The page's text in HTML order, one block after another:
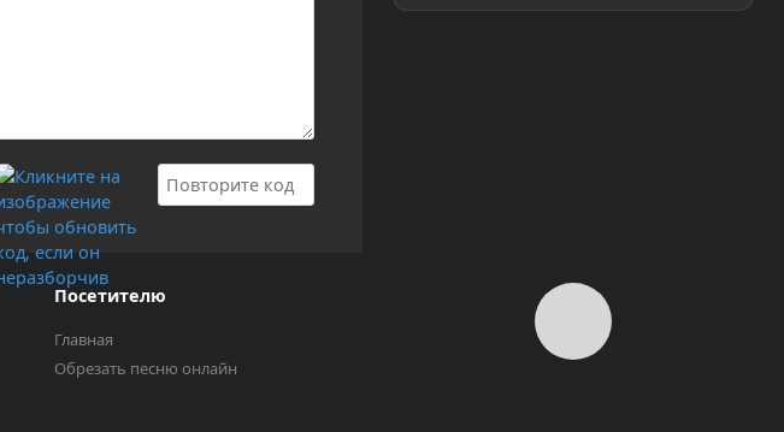
Посетителю
Главная
Обрезать песню онлайн